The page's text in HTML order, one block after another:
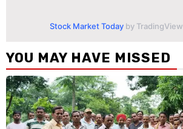
Stock Market Today by TradingView
YOU MAY HAVE MISSED